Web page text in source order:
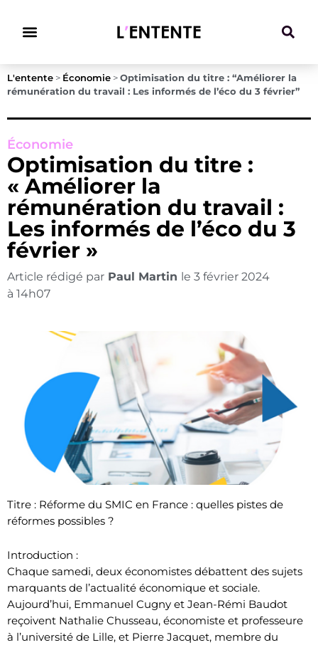
L'entente > Économie > Optimisation du titre : “Améliorer la
rémunération du travail : Les informés de l’éco du 3 février”
Économie
Optimisation du titre :
« Améliorer la
rémunération du travail :
Les informés de l’éco du 3
février »
Article rédigé par Paul Martin le 3 février 2024
à 14h07
Titre : Réforme du SMIC en France : quelles pistes de
réformes possibles ?
Introduction :
Chaque samedi, deux économistes débattent des sujets
marquants de l’actualité économique et sociale.
Aujourd’hui, Emmanuel Cugny et Jean-Rémi Baudot
reçoivent Nathalie Chusseau, économiste et professeure
à l’université de Lille, et Pierre Jacquet, membre du